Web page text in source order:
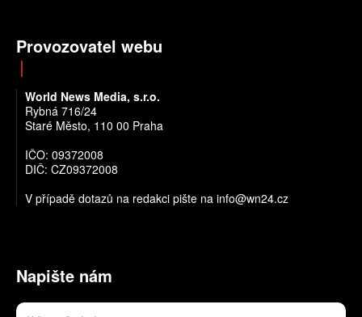
Provozovatel webu
World News Media, s.r.o.
Rybná 716/24
Staré Město, 110 00 Praha
IČO: 09372008
DIČ: CZ09372008
V případě dotazů na redakci pište na info@wn24.cz
Napište nám